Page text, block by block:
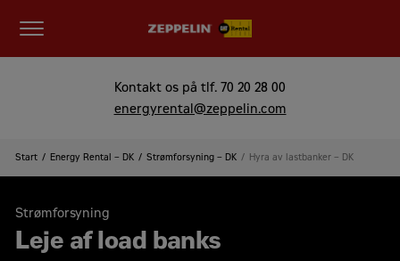
Kontakt os på tlf. 70 20 28 00
energyrental@zeppelin.com
Start Energy Rental – DK Strømforsyning – DK Hyra av lastbanker – DK
Strømforsyning
Leje af load banks